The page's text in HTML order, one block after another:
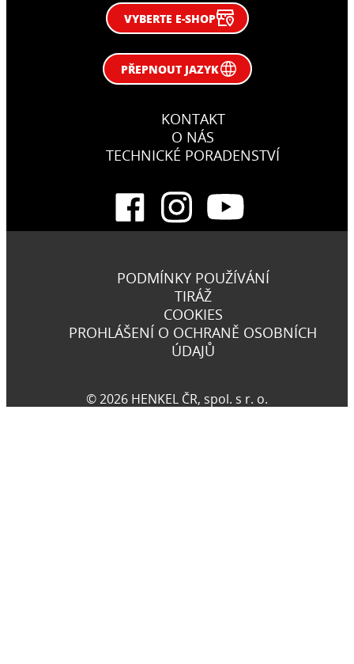
VYBERTE E-SHOP
PŘEPNOUT JAZYK
KONTAKT
O NÁS
TECHNICKÉ PORADENSTVÍ
PODMÍNKY POUŽÍVÁNÍ
TIRÁŽ
COOKIES
PROHLÁŠENÍ O OCHRANĚ OSOBNÍCH
ÚDAJŮ
© 2026 HENKEL ČR, spol. s r. o.